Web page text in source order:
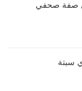
صفة صحفي